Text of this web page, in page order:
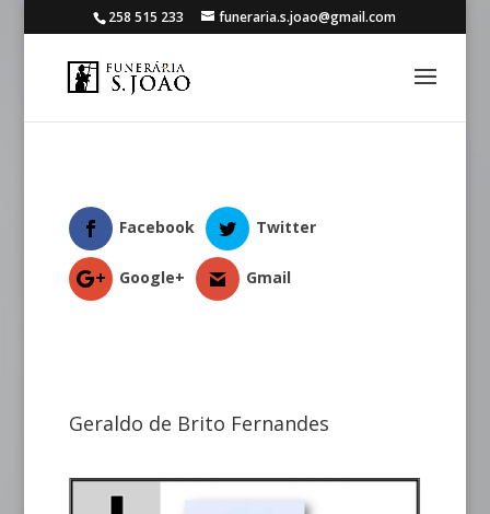
258 515 233 funeraria.s.joao@gmail.com
Facebook Twitter
Google+ Gmail
Geraldo de Brito Fernandes